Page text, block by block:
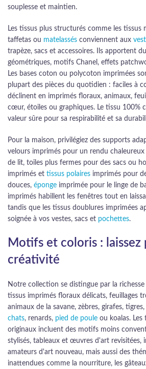
souplesse et maintien.
Les tissus plus structurés comme les tissus
taffetas ou matelassés conviennent aux
trapèze, sacs et accessoires. Ils apportent
géométriques, motifs Chanel, effets
Les bases coton ou polycoton imprimées
plupart des pièces du quotidien : faciles à
déclinent en imprimés floraux, animaux,
cœur, étoiles ou graphiques. Le tissu 100%
valeur sûre pour sa respirabilité et sa
Pour la maison, privilégiez des supports
velours imprimés pour un rendu
de lit, toiles plus fermes pour des sacs ou
imprimés et tissus polaires imprimés pour
douces, éponge imprimée pour le linge de
imprimés habillent les fenêtres tout en
tandis que les tissus doublures imprimées
soignée à vos vestes, sacs et pochettes.
Motifs et coloris : laissez
créativité
Notre collection se distingue par la
tissus imprimés floraux délicats, feuillages
animaux de la savane, zèbres, girafes,
chats, renards, pied de poule ou koalas. Les
originaux incluent des motifs moins
stylisés, tableaux et œuvres d'art revisitées,
amateurs d'art nouveau, mais aussi des
inattendues comme la nourriture, les